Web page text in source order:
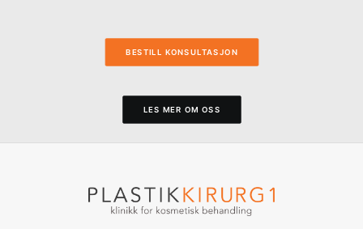
BESTILL KONSULTASJON
LES MER OM OSS